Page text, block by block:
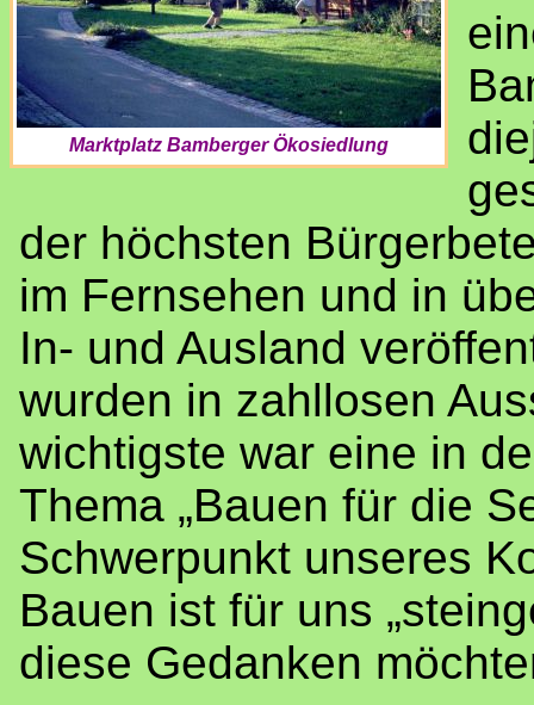
Marktplatz Bamberger Ökosiedlung
der höchsten
im Fernsehen und in
In- und Ausland
wurden in zahllosen
wichtigste war eine in
Thema „Bauen für die
Schwerpunkt unseres
Bauen ist für uns
diese Gedanken